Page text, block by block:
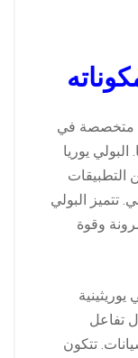
متخصصة في
يوريا
التطبيقات
تتميز البولي
وقوة
تفاعل
تتكون